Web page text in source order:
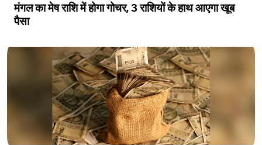
मंगल का मेष राशि में होगा गोचर, 3 राशियों के हाथ आएगा खूब
पैसा